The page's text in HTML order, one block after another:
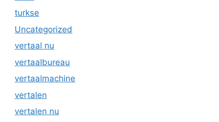
turkse
Uncategorized
vertaal nu
vertaalbureau
vertaalmachine
vertalen
vertalen nu